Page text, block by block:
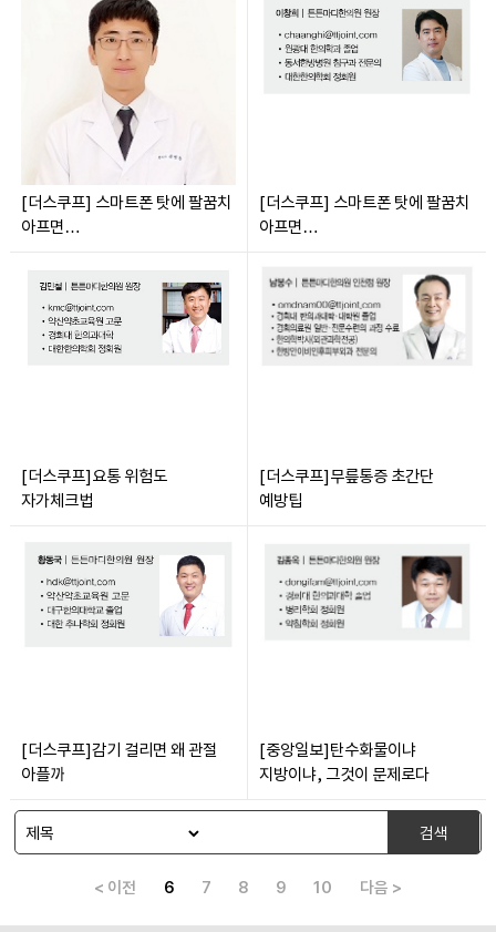
[더스쿠프] 스마트폰 탓에 팔꿈치
아프면…
[더스쿠프] 스마트폰 탓에 팔꿈치
아프면…
[더스쿠프]요통 위험도
자가체크법
[더스쿠프]무릎통증 초간단
예방팁
[더스쿠프]감기 걸리면 왜 관절
아플까
[중앙일보]탄수화물이냐
지방이냐, 그것이 문제로다
검색
< 이전 6 7 8 9 10 다음 >